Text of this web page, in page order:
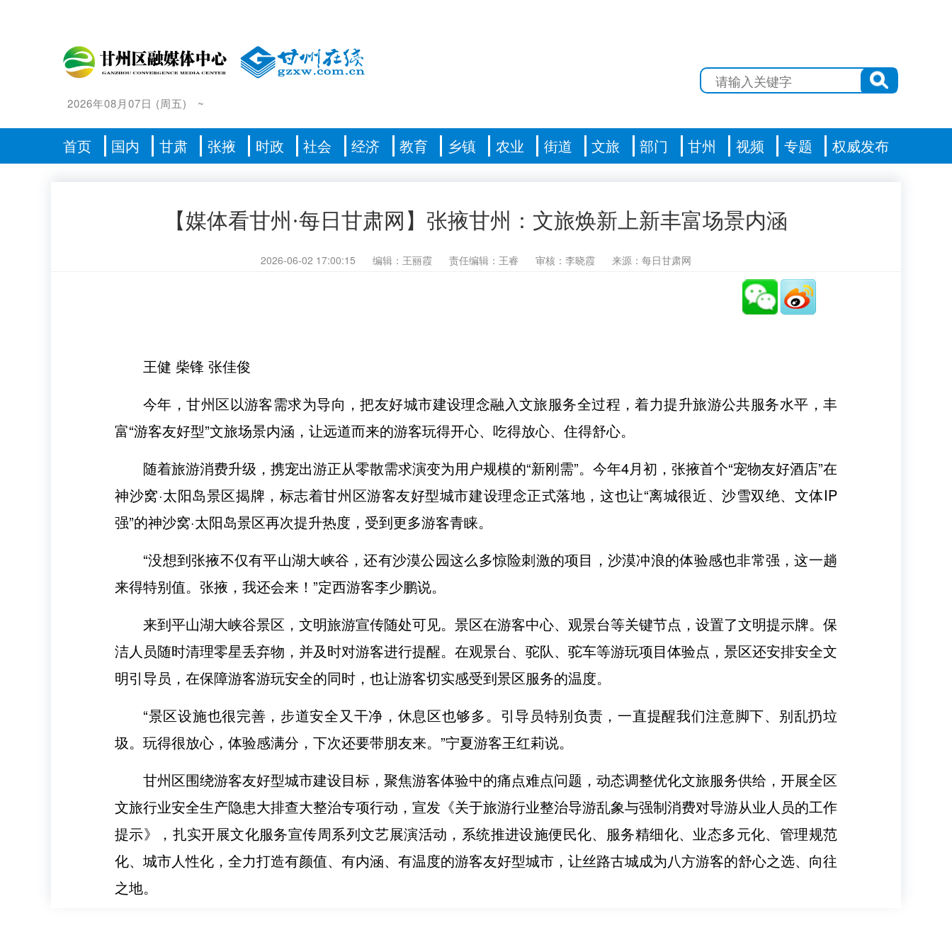
2026年08月07日 (周五) ~
首页 国内 甘肃 张掖 时政 社会 经济 教育 乡镇 农业 街道 文旅 部门 甘州 视频 专题 权威发布
【媒体看甘州·每日甘肃网】张掖甘州：文旅焕新上新丰富场景内涵
2026-06-02 17:00:15 编辑：王丽霞 责任编辑：王睿 审核：李晓霞 来源：每日甘肃网
王健 柴锋 张佳俊
今年，甘州区以游客需求为导向，把友好城市建设理念融入文旅服务全过程，着力提升旅游公共服务水平，丰
富“游客友好型”文旅场景内涵，让远道而来的游客玩得开心、吃得放心、住得舒心。
随着旅游消费升级，携宠出游正从零散需求演变为用户规模的“新刚需”。今年4月初，张掖首个“宠物友好酒店”在
神沙窝·太阳岛景区揭牌，标志着甘州区游客友好型城市建设理念正式落地，这也让“离城很近、沙雪双绝、文体IP
强”的神沙窝·太阳岛景区再次提升热度，受到更多游客青睐。
“没想到张掖不仅有平山湖大峡谷，还有沙漠公园这么多惊险刺激的项目，沙漠冲浪的体验感也非常强，这一趟
来得特别值。张掖，我还会来！”定西游客李少鹏说。
来到平山湖大峡谷景区，文明旅游宣传随处可见。景区在游客中心、观景台等关键节点，设置了文明提示牌。保
洁人员随时清理零星丢弃物，并及时对游客进行提醒。在观景台、驼队、驼车等游玩项目体验点，景区还安排安全文
明引导员，在保障游客游玩安全的同时，也让游客切实感受到景区服务的温度。
“景区设施也很完善，步道安全又干净，休息区也够多。引导员特别负责，一直提醒我们注意脚下、别乱扔垃
圾。玩得很放心，体验感满分，下次还要带朋友来。”宁夏游客王红莉说。
甘州区围绕游客友好型城市建设目标，聚焦游客体验中的痛点难点问题，动态调整优化文旅服务供给，开展全区
文旅行业安全生产隐患大排查大整治专项行动，宣发《关于旅游行业整治导游乱象与强制消费对导游从业人员的工作
提示》，扎实开展文化服务宣传周系列文艺展演活动，系统推进设施便民化、服务精细化、业态多元化、管理规范
化、城市人性化，全力打造有颜值、有内涵、有温度的游客友好型城市，让丝路古城成为八方游客的舒心之选、向往
之地。